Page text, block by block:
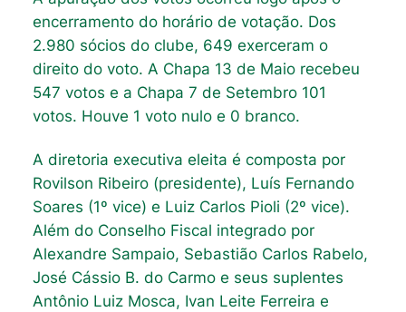
encerramento do horário de votação. Dos
2.980 sócios do clube, 649 exerceram o
direito do voto. A Chapa 13 de Maio recebeu
547 votos e a Chapa 7 de Setembro 101
votos. Houve 1 voto nulo e 0 branco.
A diretoria executiva eleita é composta por
Rovilson Ribeiro (presidente), Luís Fernando
Soares (1º vice) e Luiz Carlos Pioli (2º vice).
Além do Conselho Fiscal integrado por
Alexandre Sampaio, Sebastião Carlos Rabelo,
José Cássio B. do Carmo e seus suplentes
Antônio Luiz Mosca, Ivan Leite Ferreira e